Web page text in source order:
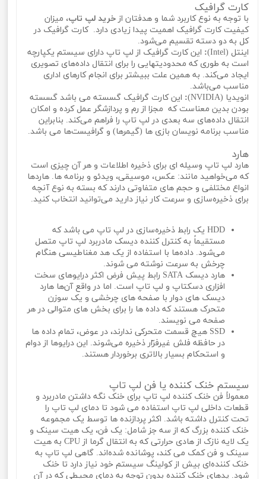
کارت گرافیک
با توجه به نوع کاربرد شما و هدفتان از خرید لپ تاپ، میزان
کیفیت کارت گرافیک اهمیت پیدا زیادی دارد. کارت گرافیک در
کل به دو دسته تقسیم می‌شود.
اینتل (Intel)
: این کارت گرافیک از لپ تاپ دارای سیستم یکپارچه
است به طوری که محدودیتهایی را برای انتقال داده‌های تصویری
ایجاد می‌کند. به همین علت ببیشتر برای انجام کارهای اداری
مناسب می‌باشد.
انویدیا (NVIDIA)
: این کارت گرافیک گسسته می باشد گسسته
بودن بدین معناست که مجزا از رم و پردازشگر عمل کرده و امکان
انتقال داده‌های سه بعدی در لپ تاپ را فراهم می‌کند. بنابراین
مناسب برنامه نویسان بازی ها (گیمرها) و گرافیست‌ها می باشد.
هارد
هارد لپ تاپ وسیله ای برای ذخیره اطلاعات و هر آن چیزی است
که می‌خواهید مانند: عکس، موسیقی، ویدئو و برنامه ها. هاردها
انواع مختلفی و حجم های متفاوتی دارند که بسته به نوع آنچه
برای ذخیره‌سازی و سرعت کار نیاز دارید می‌توانید انتخاب کنید.
HDD یک رابط ذخیره‌سازی در لپ تاپ می باشد که
مستقیماً به کنترل کننده دیسک مادربرد لپ تاپ متصل
می‌شود. داده‌ها با استفاده از یک هد مغناطیسی هنگام
چرخش به سرعت نوشته می‌ شوند.
هارد دیسک SATA رابط پیش فرض اکثر درایوهای سخت
افزاری دسکتاپ و لپ تاپ است. اما در واقع آن‌ها هارد
دیسک‌ های دوار با صفحه‌ های چرخشی و یک سوزن
متحرک هستند که داده ها را برای بخش های متوالی در هر
صفحه می‌ نویسند.
SSD هیچ قسمت متحرکی ندارند، در عوض، تمام داده ها
در حافظه فلش غیرفرّار ذخیره می‌شوند. این درایوها از دوام
و استحکام بسیار بالاتری برخوردار هستند.
سیستم خنک کننده یا فن لپ تاپ
معمولاً فن خنک کننده لپ تاپ برای خنک نگه داشتن مادربرد و
قطعات داخلی لپ تاپ استفاده می شود تا دمای لپ تاپ را
تحت کنترل داشته باشد. اکثر پردازنده ها توسط یک مجموعه
خنک کننده بزرگ که از سه جز شامل: یک فن، یک هیت سینک و
یک لایه نازک از هادی حرارتی که به انتقال گرما از CPU به هیت
سینک و فن کمک می‌ کند، پوشانده شده‌اند. گاهی لپ تاپ به
خنک کننده‌ای بیش از کولینگ سیستم خود نیاز دارد تا خنک
شود. پدهای خنک کننده بدون توجه به دمای محیطی که در آن